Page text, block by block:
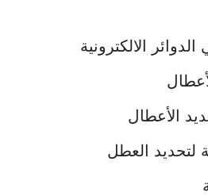
الالكترونية
الأعطال
لتحديد العطل